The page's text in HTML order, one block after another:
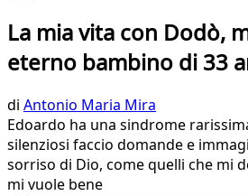
La mia vita con Dodò,
eterno bambino di 33
di Antonio Maria Mira
Edoardo ha una sindrome
silenziosi faccio domande e
sorriso di Dio, come quelli che mi
mi vuole bene